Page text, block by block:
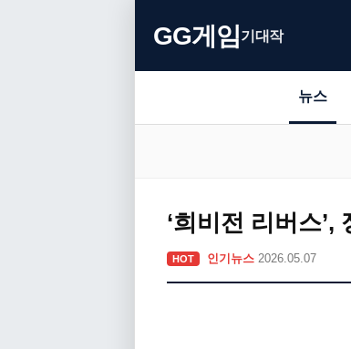
GG게임기대작
뉴스
‘희비전 리버스
HOT 인기뉴스 2026.05.07